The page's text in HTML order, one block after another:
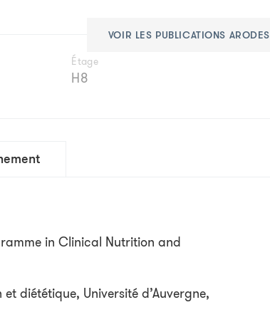
VOIR LES PUBLICATIONS ARODES
Étage
H8
in Clinical Nutrition and
diététique, Université d’Auvergne,